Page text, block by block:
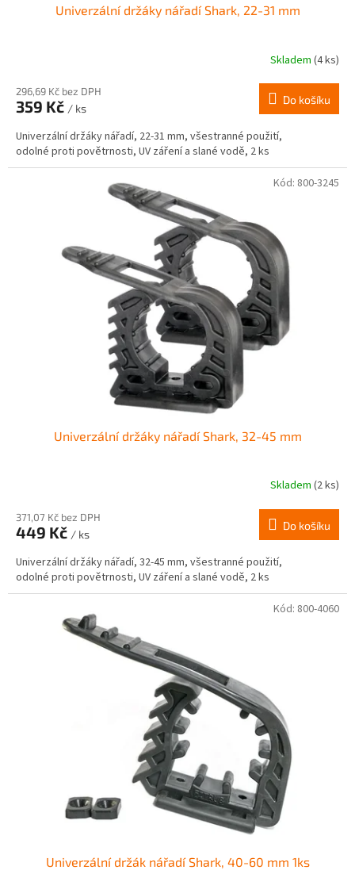
Univerzální držáky nářadí Shark, 22-31 mm
Skladem (4 ks)
296,69 Kč bez DPH
359 Kč / ks
Do košíku
Univerzální držáky nářadí, 22-31 mm, všestranné použití,
odolné proti povětrnosti, UV záření a slané vodě, 2 ks
Univerzální držáky nářadí Shark, 32-45 mm
Skladem (2 ks)
371,07 Kč bez DPH
449 Kč / ks
Do košíku
Univerzální držáky nářadí, 32-45 mm, všestranné použití,
odolné proti povětrnosti, UV záření a slané vodě, 2 ks
Kód: 800-3245
Univerzální držák nářadí Shark, 40-60 mm 1ks
Kód: 800-4060